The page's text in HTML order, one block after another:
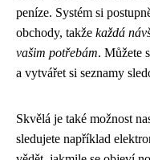
peníze. Systém si
obchody, takže každá
vašim potřebám. Můžete
a vytvářet si seznamy
Skvělá je také možnost
sledujete například